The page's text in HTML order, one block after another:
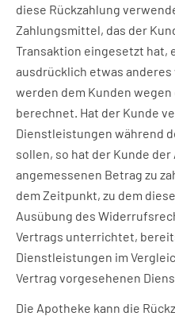
diese Rückzahlung
Zahlungsmittel, das der
Transaktion eingesetzt hat,
ausdrücklich etwas
werden dem Kunden
berechnet. Hat der Kunde
Dienstleistungen während
sollen, so hat der Kunde
angemessenen Betrag zu
dem Zeitpunkt, zu dem
Ausübung des
Vertrags unterrichtet,
Dienstleistungen im
Vertrag vorgesehenen
Die Apotheke kann die